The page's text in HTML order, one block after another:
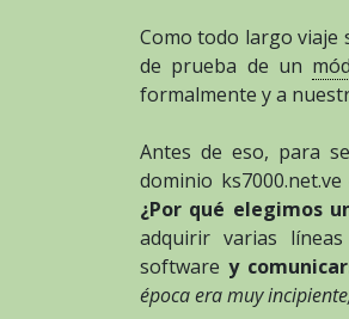
Como todo largo viaje
de prueba de un
formalmente y a
Antes de eso, para
dominio
¿Por qué elegimos
adquirir varias
software y
época era muy